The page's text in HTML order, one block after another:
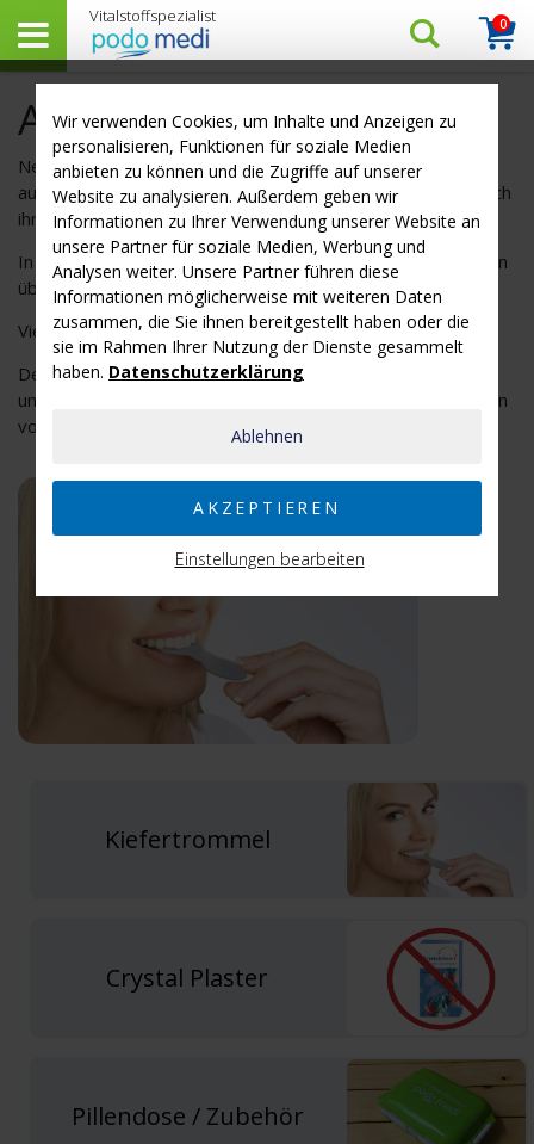
0
Ausgewählte Produkte
Neben Nahrungsergänzungsmitteln finden Sie bei uns auch
ausgewählte Hilfsmittel zur Selbstbehandlung, die uns durch
ihren therapeutischen Nutzen überzeugt haben.
In den Produktbeschreibungen finden Sie alle Informationen
über die Vorteile der jeweiligen Anwendung.
Vielleicht ist auch etwas für Sie dabei …
Desweiteren finden Sie hier nützliche Zubehörartikel wie
unsere praktische
oder Messlöffel zum Dosieren
von Pulvern.
Kiefertrommel
Crystal Plaster
Pillendose / Zubehör
Wir verwenden Cookies, um Inhalte und Anzeigen zu
personalisieren, Funktionen für soziale Medien
anbieten zu können und die Zugriffe auf unserer
Website zu analysieren. Außerdem geben wir
Informationen zu Ihrer Verwendung unserer Website an
unsere Partner für soziale Medien, Werbung und
Analysen weiter. Unsere Partner führen diese
Informationen möglicherweise mit weiteren Daten
zusammen, die Sie ihnen bereitgestellt haben oder die
sie im Rahmen Ihrer Nutzung der Dienste gesammelt
haben. Datenschutzerklärung
Ablehnen
AKZEPTIEREN
Einstellungen bearbeiten